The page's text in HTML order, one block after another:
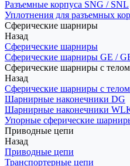
Разъемные корпуса SNG / SNL
Уплотнения для разъемных
Сферические шарниры
Назад
Сферические шарниры
Сферические шарниры GE /
Сферические шарниры с
Назад
Сферические шарниры с
Шарнирные наконечники DG
Шарнирные наконечники
Упорные сферические
Приводные цепи
Назад
Приводные цепи
Транспортерные цепи